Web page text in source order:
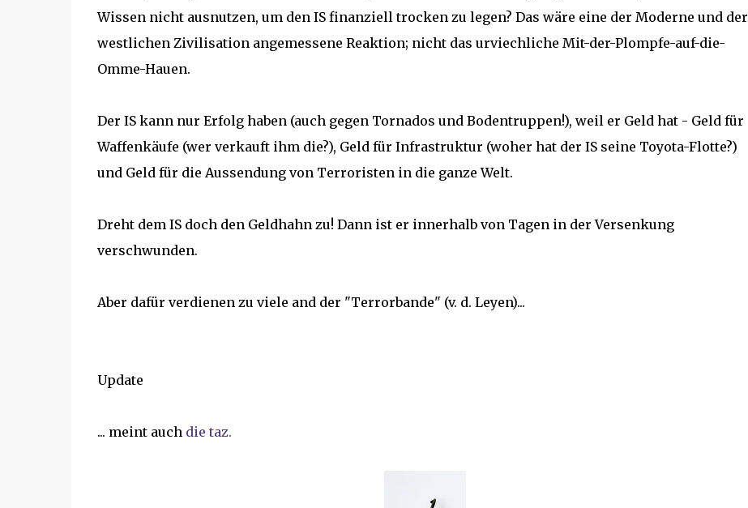
Wissen nicht ausnutzen, um den IS finanziell trocken zu legen? Das wäre eine der Moderne und der
westlichen Zivilisation angemessene Reaktion; nicht das urviechliche Mit-der-Plompfe-auf-die-
Omme-Hauen.
Der IS kann nur Erfolg haben (auch gegen Tornados und Bodentruppen!), weil er Geld hat - Geld für
Waffenkäufe (wer verkauft ihm die?), Geld für Infrastruktur (woher hat der IS seine Toyota-Flotte?)
und Geld für die Aussendung von Terroristen in die ganze Welt.
Dreht dem IS doch den Geldhahn zu! Dann ist er innerhalb von Tagen in der Versenkung
verschwunden.
Aber dafür verdienen zu viele and der "Terrorbande" (v. d. Leyen)...
Update
... meint auch die taz.